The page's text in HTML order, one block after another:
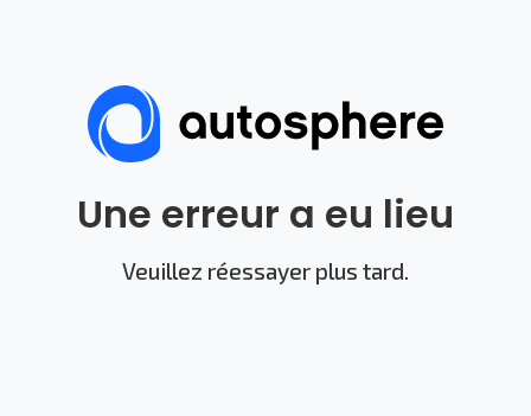
Une erreur a eu lieu
Veuillez réessayer plus tard.